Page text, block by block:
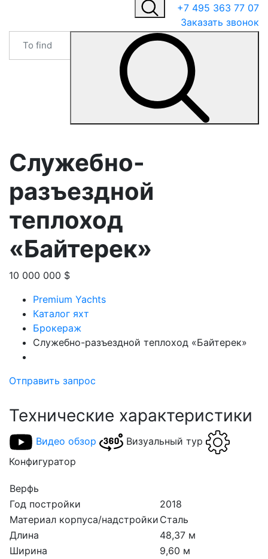
+7 495 363 77 07
Заказать звонок
Служебно-
разъездной
теплоход
«Байтерек»
10 000 000 $
Premium Yachts
Каталог яхт
Брокераж
Служебно-разъездной теплоход «Байтерек»
Отправить запрос
Технические характеристики
Видео обзор
Визуальный тур
Конфигуратор
Верфь
Год постройки
2018
Материал корпуса/надстройки Сталь
Длина
48,37 м
Ширина
9,60 м